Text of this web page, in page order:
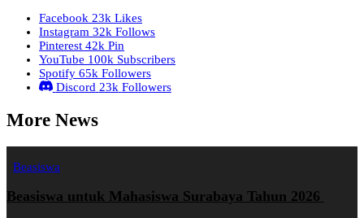
Facebook 23k Likes
Instagram 32k Follows
Pinterest 42k Pin
YouTube 100k Subscribers
Spotify 65k Followers
Discord 23k Followers
More News
Beasiswa
Beasiswa untuk Mahasiswa Surabaya Tahun 2026